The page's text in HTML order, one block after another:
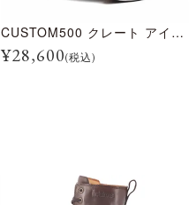
CUSTOM500 クレート アイスブルー
¥28,600(税込)